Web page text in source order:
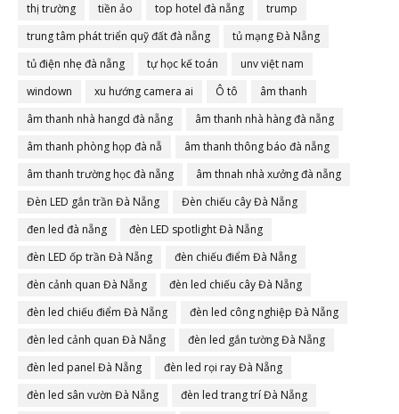
thị trường
tiền ảo top hotel đà nẵng
trump
trung tâm phát triển quỹ đất đà nẵng
tủ mạng Đà Nẵng
tủ điện nhẹ đà nẵng
tự học kế toán
unv việt nam
windown
xu hướng camera ai Ô tô
âm thanh
âm thanh nhà hangd đà nẵng
âm thanh nhà hàng đà nẵng
âm thanh phòng họp đà nẵ
âm thanh thông báo đà nẵng
âm thanh trường học đà nẵng
âm thnah nhà xưởng đà nẵng
Đèn LED gắn trần Đà Nẵng
Đèn chiếu cây Đà Nẵng
đen led đà nẵng
đèn LED spotlight Đà Nẵng
đèn LED ốp trần Đà Nẵng
đèn chiếu điểm Đà Nẵng
đèn cảnh quan Đà Nẵng
đèn led chiếu cây Đà Nẵng
đèn led chiếu điểm Đà Nẵng
đèn led công nghiệp Đà Nẵng
đèn led cảnh quan Đà Nẵng
đèn led gắn tường Đà Nẵng
đèn led panel Đà Nẵng
đèn led rọi ray Đà Nẵng
đèn led sân vườn Đà Nẵng
đèn led trang trí Đà Nẵng